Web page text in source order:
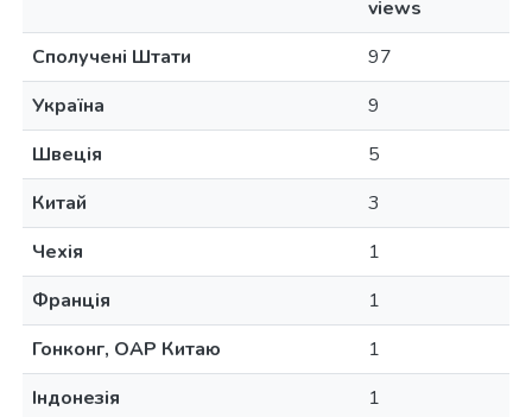
views
Сполучені Штати
97
Україна
9
Швеція
5
Китай
3
Чехія
1
Франція
1
Гонконг, ОАР Китаю
1
Індонезія
1